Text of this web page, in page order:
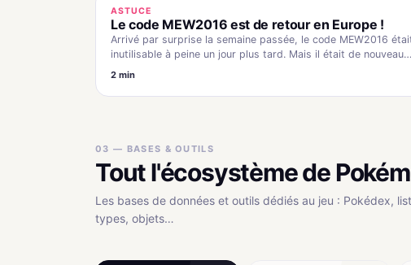
ASTUCE
Le code MEW2016 est de retour en Europe !
Arrivé par surprise la semaine passée, le code MEW2016
inutilisable à peine un jour plus tard. Mais il était de nouveau…
2 min
03 — BASES & OUTILS
Tout l'écosystème de
Les bases de données et outils dédiés au jeu : Pokédex,
types, objets…